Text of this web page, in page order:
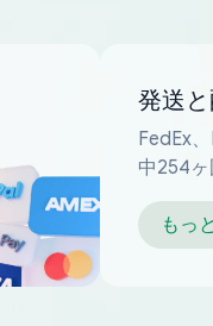
発送
FedEx
中254ヶ
もっ